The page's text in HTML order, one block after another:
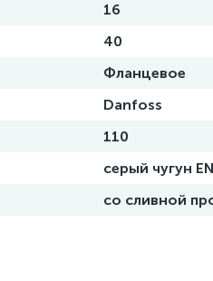
16
40
Фланцевое
Danfoss
110
серый чугун
со сливной